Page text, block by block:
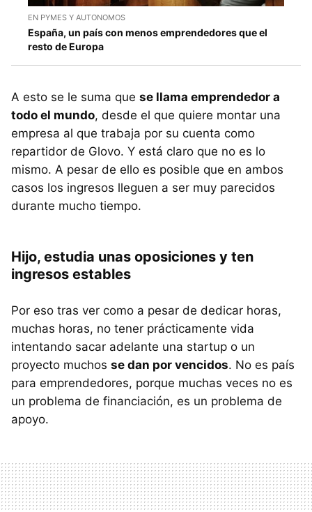
EN PYMES Y AUTONOMOS
España, un país con menos emprendedores que el
resto de Europa
A esto se le suma que se llama emprendedor a
todo el mundo, desde el que quiere montar una
empresa al que trabaja por su cuenta como
repartidor de Glovo. Y está claro que no es lo
mismo. A pesar de ello es posible que en ambos
casos los ingresos lleguen a ser muy parecidos
durante mucho tiempo.
Hijo, estudia unas oposiciones y ten
ingresos estables
Por eso tras ver como a pesar de dedicar horas,
muchas horas, no tener prácticamente vida
intentando sacar adelante una startup o un
proyecto muchos se dan por vencidos. No es país
para emprendedores, porque muchas veces no es
un problema de financiación, es un problema de
apoyo.